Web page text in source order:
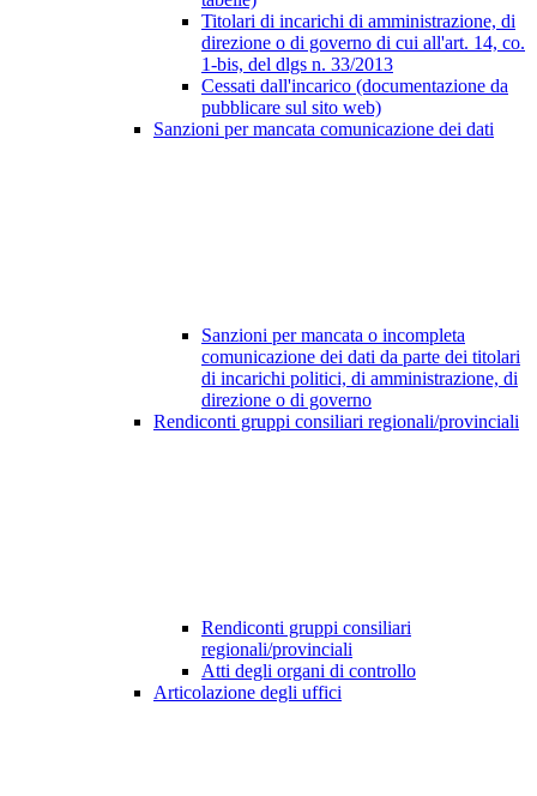
Titolari di incarichi di amministrazione, di
direzione o di governo di cui all'art. 14, co.
1-bis, del dlgs n. 33/2013
Cessati dall'incarico (documentazione da
pubblicare sul sito web)
Sanzioni per mancata comunicazione dei dati
Sanzioni per mancata o incompleta
comunicazione dei dati da parte dei titolari
di incarichi politici, di amministrazione, di
direzione o di governo
Rendiconti gruppi consiliari regionali/provinciali
Rendiconti gruppi consiliari
regionali/provinciali
Atti degli organi di controllo
Articolazione degli uffici